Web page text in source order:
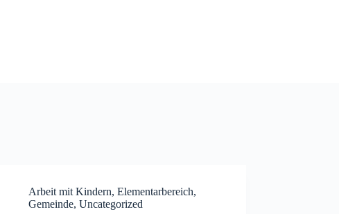
Arbeit mit Kindern,Elementarbereich,
Gemeinde,Uncategorized